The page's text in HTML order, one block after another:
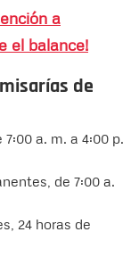
a
el balance!
de
a. m. a 4:00 p.
de 7:00 a.
24 horas de